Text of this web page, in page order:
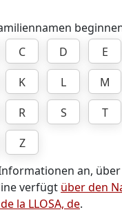
C D E
K L M
R S T
Z
an,
verfügt über den
la LLOSA, de.